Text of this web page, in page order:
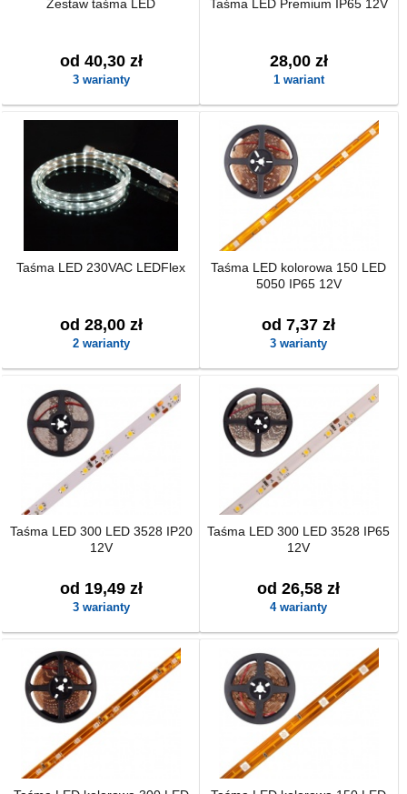
Zestaw taśma LED
od 40,30 zł
3 warianty
Taśma LED Premium IP65 12V
28,00 zł
1 wariant
Taśma LED 230VAC LEDFlex
od 28,00 zł
2 warianty
Taśma LED kolorowa 150 LED
5050 IP65 12V
od 7,37 zł
3 warianty
Taśma LED 300 LED 3528 IP20
12V
od 19,49 zł
3 warianty
Taśma LED 300 LED 3528 IP65
12V
od 26,58 zł
4 warianty